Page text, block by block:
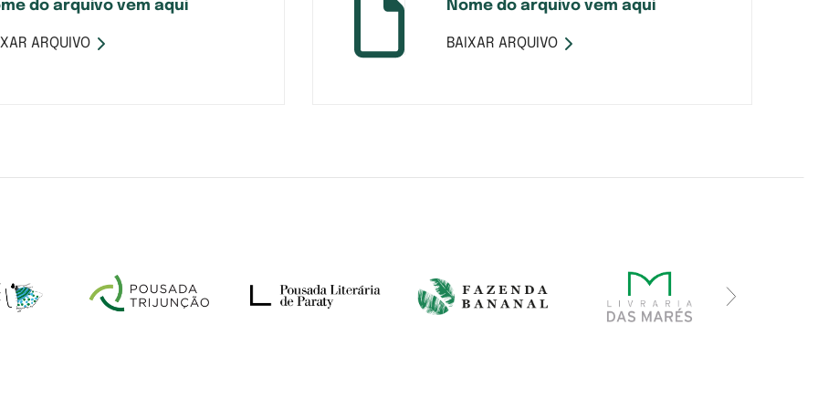
do arquivo vem aqui
ARQUIVO
Nome do arquivo vem aqui
BAIXAR ARQUIVO